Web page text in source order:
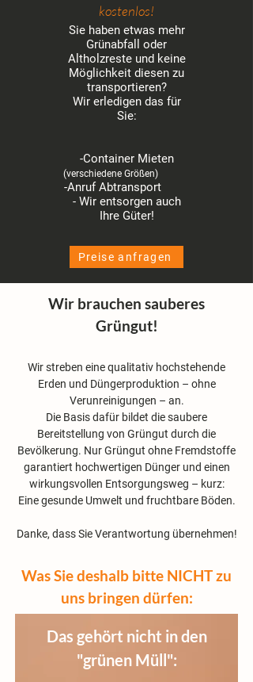
kostenlos!
Sie haben etwas mehr
Grünabfall oder
Altholzreste und keine
Möglichkeit diesen zu
transportieren?
Wir erledigen das für
Sie:
-Container Mieten
(verschiedene Größen)
-Anruf Abtransport
- Wir entsorgen auch
Ihre Güter!
Preise anfragen
Wir brauchen sauberes
Grüngut!
Wir streben eine qualitativ hochstehende
Erden und Düngerproduktion – ohne
Verunreinigungen – an.
Die Basis dafür bildet die saubere
Bereitstellung von Grüngut durch die
Bevölkerung. Nur Grüngut ohne Fremdstoffe
garantiert hochwertigen Dünger und einen
wirkungsvollen Entsorgungsweg – kurz:
Eine gesunde Umwelt und fruchtbare Böden.
Danke, dass Sie Verantwortung übernehmen!
Was Sie deshalb bitte NICHT zu
uns bringen dürfen:
Das gehört nicht in den
"grünen Müll":